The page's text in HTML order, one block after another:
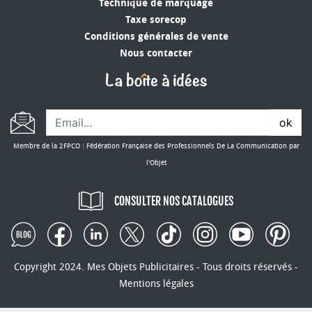
publicitaires saura répondre à vos attentes. Nous
vous invitons à explorer cette diversité de
produits et à découvrir comment ils peuvent
transformer votre stratégie marketing.
Technique de marquage
Taxe sorecop
Conditions générales de vente
Nous contacter
ok
Membre de la 2FPCO : Fédération Française des Professionnels De La Communication par
l'Objet
CONSULTER NOS CATALOGUES
Copyright 2024. Mes Objets Publicitaires - Tous droits réservés -
Mentions légales